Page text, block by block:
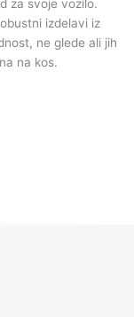
za svoje vozilo.
izdelavi iz
ne glede ali jih
na kos.